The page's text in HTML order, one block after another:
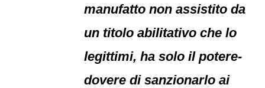
manufatto non assistito da
un titolo abilitativo che lo
legittimi, ha solo il potere-
dovere di sanzionarlo ai